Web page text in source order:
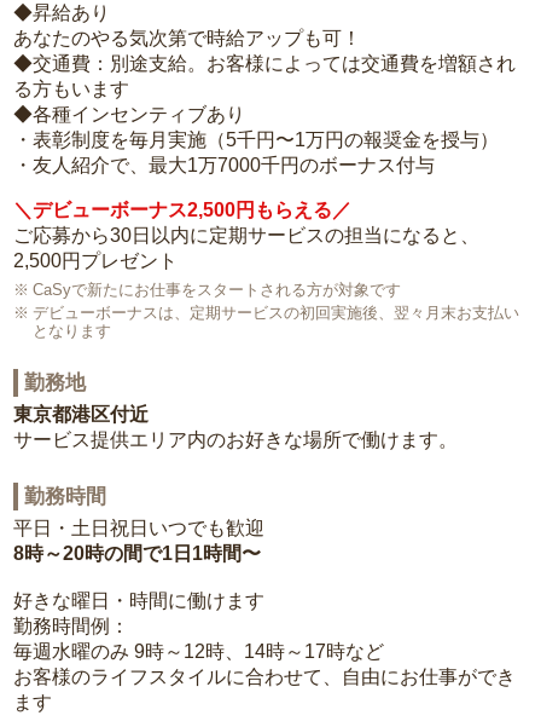
◆昇給あり
あなたのやる気次第で時給アップも可！
◆交通費：別途支給。お客様によっては交通費を増額され
る方もいます
◆各種インセンティブあり
・表彰制度を毎月実施（5千円〜1万円の報奨金を授与）
・友人紹介で、最大1万7000千円のボーナス付与
＼デビューボーナス2,500円もらえる／
ご応募から30日以内に定期サービスの担当になると、
2,500円プレゼント
CaSyで新たにお仕事をスタートされる方が対象です
デビューボーナスは、定期サービスの初回実施後、翌々月末お支払い
となります
勤務地
東京都港区付近
サービス提供エリア内のお好きな場所で働けます。
勤務時間
平日・土日祝日いつでも歓迎
8時～20時の間で1日1時間〜
好きな曜日・時間に働けます
勤務時間例：
毎週水曜のみ 9時～12時、14時～17時など
お客様のライフスタイルに合わせて、自由にお仕事ができ
ます